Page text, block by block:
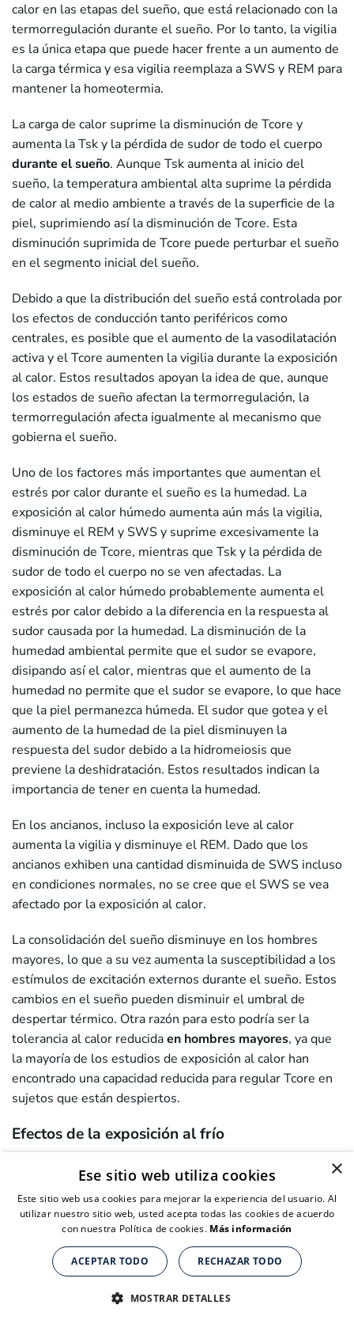
Suplementos nutricionales para personas de + de 40 años
CLICK AQUÍ PARA COMPRAR
calor en las etapas del sueño, que está relacionado con la
termorregulación durante el sueño. Por lo tanto, la vigilia
es la única etapa que puede hacer frente a un aumento de
la carga térmica y esa vigilia reemplaza a SWS y REM para
mantener la homeotermia.
La carga de calor suprime la disminución de Tcore y
aumenta la Tsk y la pérdida de sudor de todo el cuerpo
durante el sueño. Aunque Tsk aumenta al inicio del
sueño, la temperatura ambiental alta suprime la pérdida
de calor al medio ambiente a través de la superficie de la
piel, suprimiendo así la disminución de Tcore. Esta
disminución suprimida de Tcore puede perturbar el sueño
en el segmento inicial del sueño.
Debido a que la distribución del sueño está controlada por
los efectos de conducción tanto periféricos como
centrales, es posible que el aumento de la vasodilatación
activa y el Tcore aumenten la vigilia durante la exposición
al calor. Estos resultados apoyan la idea de que, aunque
los estados de sueño afectan la termorregulación, la
termorregulación afecta igualmente al mecanismo que
gobierna el sueño.
Uno de los factores más importantes que aumentan el
estrés por calor durante el sueño es la humedad. La
exposición al calor húmedo aumenta aún más la vigilia,
disminuye el REM y SWS y suprime excesivamente la
disminución de Tcore, mientras que Tsk y la pérdida de
sudor de todo el cuerpo no se ven afectadas. La
exposición al calor húmedo probablemente aumenta el
estrés por calor debido a la diferencia en la respuesta al
sudor causada por la humedad. La disminución de la
humedad ambiental permite que el sudor se evapore,
disipando así el calor, mientras que el aumento de la
humedad no permite que el sudor se evapore, lo que hace
que la piel permanezca húmeda. El sudor que gotea y el
aumento de la humedad de la piel disminuyen la
respuesta del sudor debido a la hidromeiosis que
previene la deshidratación. Estos resultados indican la
importancia de tener en cuenta la humedad.
En los ancianos, incluso la exposición leve al calor
aumenta la vigilia y disminuye el REM. Dado que los
ancianos exhiben una cantidad disminuida de SWS incluso
en condiciones normales, no se cree que el SWS se vea
afectado por la exposición al calor.
La consolidación del sueño disminuye en los hombres
mayores, lo que a su vez aumenta la susceptibilidad a los
estímulos de excitación externos durante el sueño. Estos
cambios en el sueño pueden disminuir el umbral de
despertar térmico. Otra razón para esto podría ser la
tolerancia al calor reducidaen hombres mayores, ya que
la mayoría de los estudios de exposición al calor han
encontrado una capacidad reducida para regular Tcore en
sujetos que están despiertos.
Efectos de la exposición al frío
calor es que la exposición al frío afecta principalmente al
segmento posterior del sueño, donde el REM es
dominante. En sujetos semidesnudos, la exposición al frío
respuesta termorreguladora.
El SWS no se ve afectado porque predomina en el
Suplementos nutricionales para personas de + de 40 años
CLICK AQUÍ PARA COMPRAR
Suplementos nutricionales para personas de + de 40 años
CLICK AQUÍ PARA COMPRAR
×
Ese sitio web utiliza cookies
Este sitio web usa cookies para mejorar la experiencia del usuario. Al
utilizar nuestro sitio web, usted acepta todas las cookies de acuerdo
con nuestra Política de cookies. Más información
ACEPTAR TODO RECHAZAR TODO
MOSTRAR DETALLES